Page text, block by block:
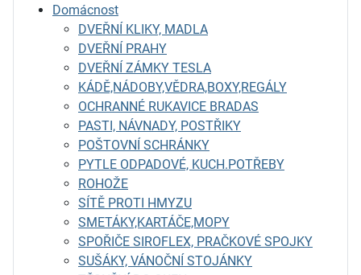
Domácnost
DVEŘNÍ KLIKY, MADLA
DVEŘNÍ PRAHY
DVEŘNÍ ZÁMKY TESLA
KÁDĚ,NÁDOBY,VĚDRA,BOXY,REGÁLY
OCHRANNÉ RUKAVICE BRADAS
PASTI, NÁVNADY, POSTŘIKY
POŠTOVNÍ SCHRÁNKY
PYTLE ODPADOVÉ, KUCH.POTŘEBY
ROHOŽE
SÍTĚ PROTI HMYZU
SMETÁKY,KARTÁČE,MOPY
SPOŘIČE SIROFLEX, PRAČKOVÉ SPOJKY
SUŠÁKY, VÁNOČNÍ STOJÁNKY